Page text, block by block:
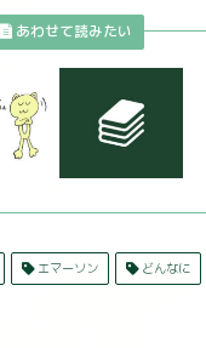
エマーソン どんなに